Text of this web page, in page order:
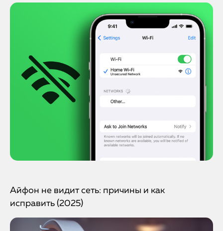
Айфон не видит сеть: причины и как
исправить (2025)